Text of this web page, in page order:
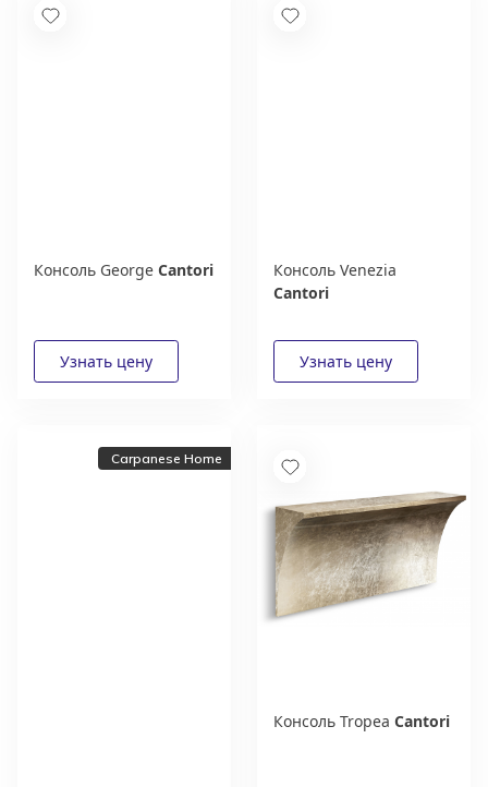
Консоль George Cantori
Консоль Venezia
Cantori
Carpanese Home
Консоль Tropea Cantori